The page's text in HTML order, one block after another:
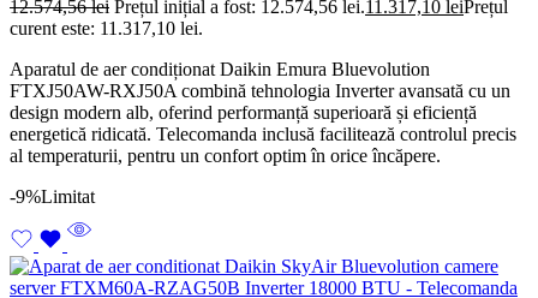
12.574,56lei Prețul inițial a fost: 12.574,56 lei.11.317,10 leiPrețul
curent este: 11.317,10 lei.
Aparatul de aer condiționat Daikin Emura Bluevolution
FTXJ50AW-RXJ50A combină tehnologia Inverter avansată cu un
design modern alb, oferind performanță superioară și eficiență
energetică ridicată. Telecomanda inclusă facilitează controlul precis
al temperaturii, pentru un confort optim în orice încăpere.
-9%Limitat